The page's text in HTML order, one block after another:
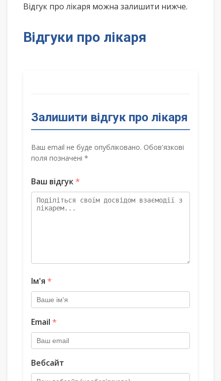
Відгук про лікаря можна залишити нижче.
Відгуки про лікаря
Залишити відгук про лікаря
Ваш email не буде опубліковано. Обов'язкові
поля позначені *
Ваш відгук*
Ім'я *
Email *
Вебсайт